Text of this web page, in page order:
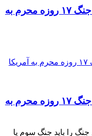
سردار رضایی: ضربات شدیدی در جنگ ۱۷ روزه محرم به
سردار رضایی: ضربات شدیدی در جنگ ۱۷ روزه محرم به
را باید جنگ سوم یا